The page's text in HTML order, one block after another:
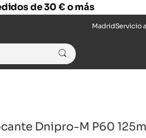
de 30 € o más
MadridServicio
Dnipro-M P60